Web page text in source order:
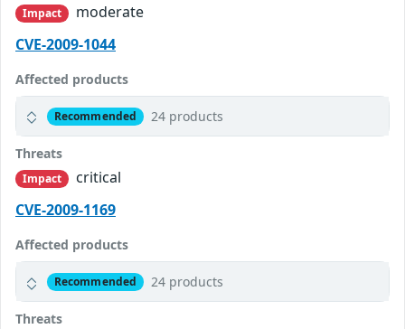
Impact
moderate
CVE-2009-1044
Affected products
Recommended 24 products
Threats
Impact
critical
CVE-2009-1169
Affected products
Recommended 24 products
Threats